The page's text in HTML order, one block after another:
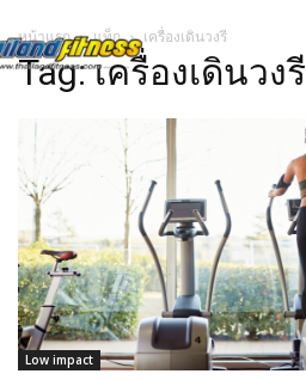
หน้าแรก แท็ก เครื่องเดินวงรี
Tag: เครื่องเดินวงรี
Low impact